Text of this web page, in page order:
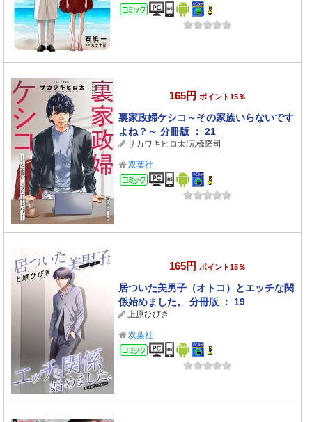
コミック
165円 ポイント15％
裏家政婦ケシコ～その家族いらないです
よね？～ 分冊版 ： 21
サカワキヒロ太/元橋隆司
双葉社
コミック
165円 ポイント15％
居ついた美男子（オトコ）とエッチな関
係始めました。 分冊版 ： 19
上原ひびき
双葉社
コミック